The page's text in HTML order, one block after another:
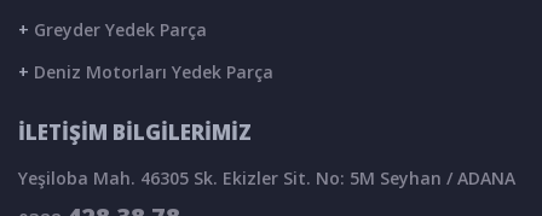
+ Greyder Yedek Parça
+ Deniz Motorları Yedek Parça
İLETİŞİM BİLGİLERİMİZ
Yeşiloba Mah. 46305 Sk. Ekizler Sit. No: 5M Seyhan / ADANA